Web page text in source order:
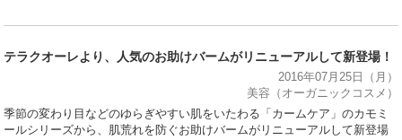
テラクオーレより、人気のお助けバームがリニューアルして新登場！
2016年07月25日（月）
美容（オーガニックコスメ）
季節の変わり目などのゆらぎやすい肌をいたわる「カームケア」のカモミ
ールシリーズから、肌荒れを防ぐお助けバームがリニューアルして新登場